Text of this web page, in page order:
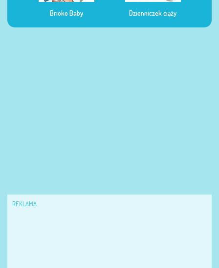
Dzienniczek ciąży Dzienniczek
REKLAMA